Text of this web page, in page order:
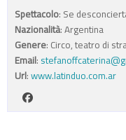
Spettacolo: Se
Nazionalità: Argentina
Genere: Circo, teatro di
Email:
Url: www.latinduo.com.ar